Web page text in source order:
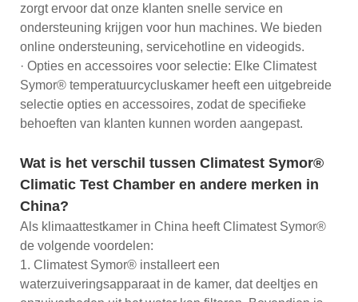
zorgt ervoor dat onze klanten snelle service en
ondersteuning krijgen voor hun machines. We bieden
online ondersteuning, servicehotline en videogids.
· Opties en accessoires voor selectie: Elke Climatest
Symor® temperatuurcycluskamer heeft een uitgebreide
selectie opties en accessoires, zodat de specifieke
behoeften van klanten kunnen worden aangepast.
Wat is het verschil tussen Climatest Symor®
Climatic Test Chamber en andere merken in
China?
Als klimaattestkamer in China heeft Climatest Symor®
de volgende voordelen:
1. Climatest Symor® installeert een
waterzuiveringsapparaat in de kamer, dat deeltjes en